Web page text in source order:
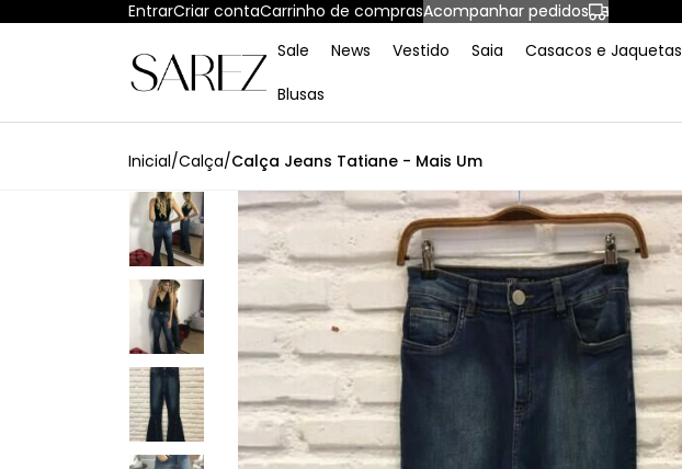
EntrarCriar contaCarrinho de comprasAcompanhar pedidos
Sale
News Vestido Saia Casacos e Jaquetas
Blusas
Inicial/Calça/Calça Jeans Tatiane - Mais Um